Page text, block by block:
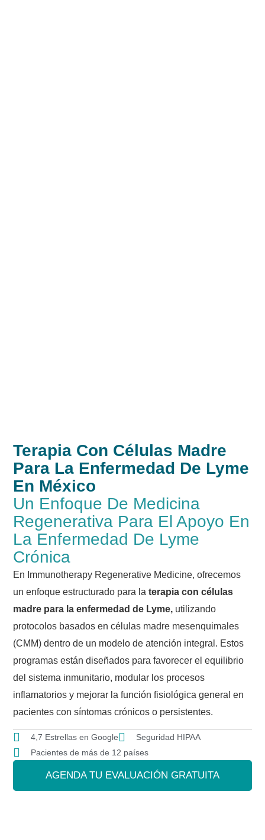
Terapia Con Células Madre
Para La Enfermedad De Lyme
En México
Un Enfoque De Medicina
Regenerativa Para El Apoyo En
La Enfermedad De Lyme
Crónica
En Immunotherapy Regenerative Medicine, ofrecemos
un enfoque estructurado para laterapia con células
madre para la enfermedad de Lyme, utilizando
protocolos basados ​​en células madre mesenquimales
(CMM) dentro de un modelo de atención integral. Estos
programas están diseñados para favorecer el equilibrio
del sistema inmunitario, modular los procesos
inflamatorios y mejorar la función fisiológica general en
pacientes con síntomas crónicos o persistentes.
4,7 Estrellas en Google
Seguridad HIPAA
Pacientes de más de 12 países
AGENDA TU EVALUACIÓN GRATUITA